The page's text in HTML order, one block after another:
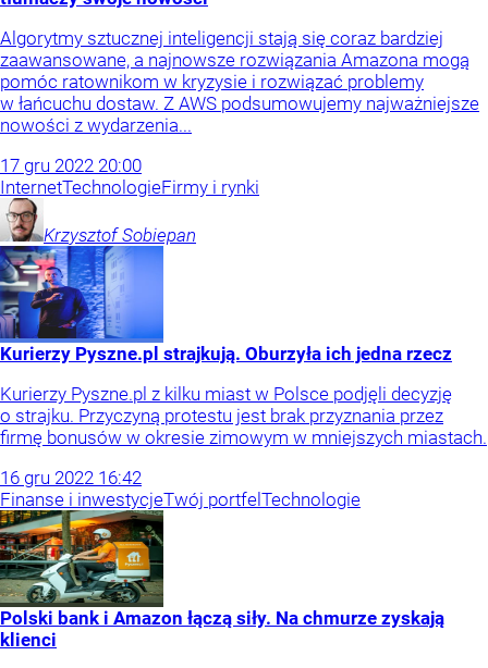
Algorytmy sztucznej inteligencji stają się coraz bardziej
zaawansowane, a najnowsze rozwiązania Amazona mogą
pomóc ratownikom w kryzysie i rozwiązać problemy
w łańcuchu dostaw. Z AWS podsumowujemy najważniejsze
nowości z wydarzenia...
17 gru 2022 20:00
InternetTechnologieFirmy i rynki
Krzysztof Sobiepan
Kurierzy Pyszne.pl strajkują. Oburzyła ich jedna rzecz
Kurierzy Pyszne.pl z kilku miast w Polsce podjęli decyzję
o strajku. Przyczyną protestu jest brak przyznania przez
firmę bonusów w okresie zimowym w mniejszych miastach.
16 gru 2022 16:42
Finanse i inwestycjeTwój portfel Technologie
Polski bank i Amazon łączą siły. Na chmurze zyskają
klienci